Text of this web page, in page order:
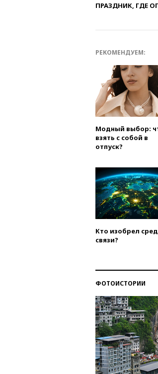
ПРАЗДНИК, ГДЕ
РЕКОМЕНДУЕМ:
Модный выбор:
взять с собой в
отпуск?
Кто изобрел
связи?
ФОТОИСТОРИИ